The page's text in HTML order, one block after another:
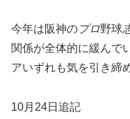
今年は阪神のプロ野球
関係が全体的に緩んで
アいずれも気を引き締
10月24日追記